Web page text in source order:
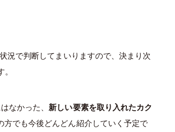
況で判断してまいりますので、決まり次
なかった、 新しい要素を取り入れたカク
でも今後どんどん紹介していく予定で